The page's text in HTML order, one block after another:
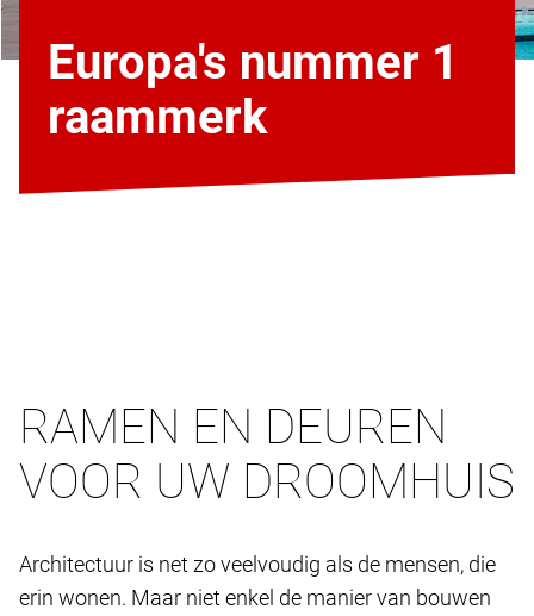
Europa's nummer 1
raammerk
RAMEN EN DEUREN
VOOR UW DROOMHUIS
Architectuur is net zo veelvoudig als de mensen, die
erin wonen. Maar niet enkel de manier van bouwen